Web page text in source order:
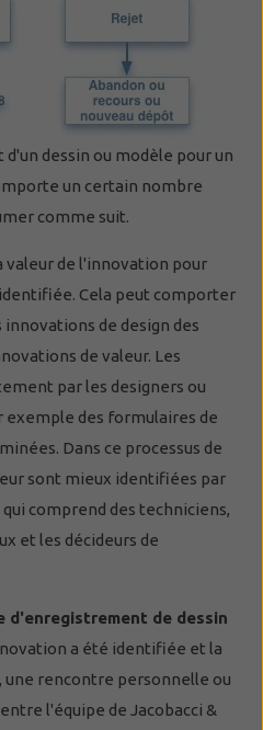
dessin ou modèle pour un
un certain nombre
comme suit.
valeur de l'innovation pour
Cela peut comporter
de design des
de valeur. Les
par les designers ou
exemple des formulaires de
Dans ce processus de
sont mieux identifiées par
comprend des techniciens,
et les décideurs de
d'enregistrement de dessin
a été identifiée et la
rencontre personnelle ou
l'équipe de Jacobacci &